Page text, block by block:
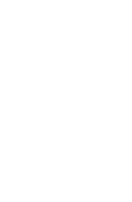
von Werbeanzeigen
Werbung
Werbung